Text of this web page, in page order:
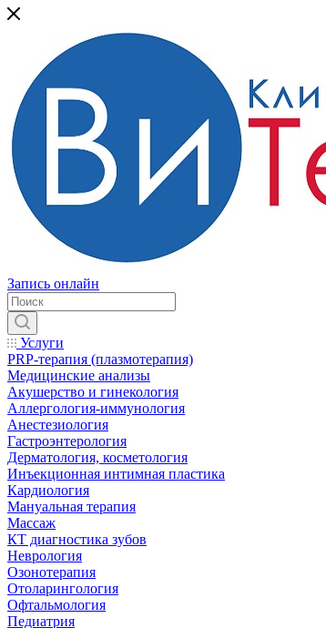
Запись онлайн
Услуги
PRP-терапия (плазмотерапия)
Медицинские анализы
Акушерство и гинекология
Аллергология-иммунология
Анестезиология
Гастроэнтерология
Дерматология, косметология
Инъекционная интимная пластика
Кардиология
Мануальная терапия
Массаж
КТ диагностика зубов
Неврология
Озонотерапия
Отоларингология
Офтальмология
Педиатрия